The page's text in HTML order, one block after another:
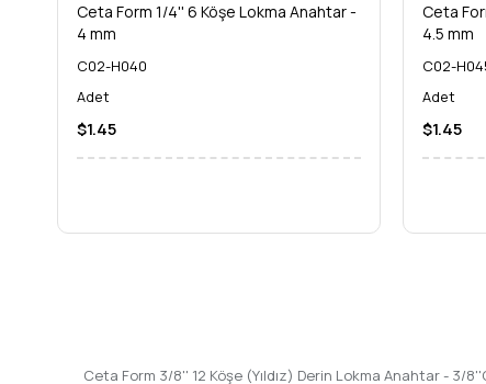
Ceta Form Güvencesiyle Fark Yaratın
Yılların tecrübesi ve kalitesiyle tanınan Ceta Form, el
parçası olarak en yüksek standartlarda üretilmiştir.
kolaylaştıran, performansı artıran Ceta Form farkını
Ceta Form 1/4'' 6 Köşe Lokma Anahtar -
4 mm
C02-H040
Adet
$1.45
Ceta
4.5 mm
C02-
Adet
$1.45
Ceta Form 3/8'' 12 Köşe (Yıldız) Derin Lokma Anahtar - 3/